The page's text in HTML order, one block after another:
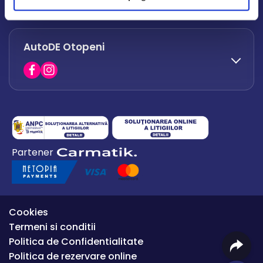
office.afumati@autode.ro
0730 063 852
0730 063 851
AutoDE Otopeni
0754 649 360
office.premium@autode.ro
Partener
Cookies
Termeni si conditii
Politica de Confidentialitate
Politica de rezervare online